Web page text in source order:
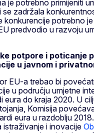
je potrebno primijeniti
se zadržala
konkurencije potrebno
predvodio u razvoju
potpore i poticanje
u javnom i
EU-a trebao bi
u području umjetne
eura do kraja 2020. U
Komisija
eura u razdoblju
istraživanje i inovacije